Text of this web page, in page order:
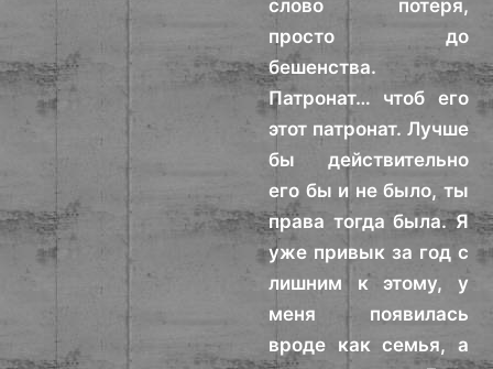
слово потеря,
просто до
бешенства.
Патронат… чтоб его
этот патронат. Лучше
бы действительно
его бы и не было, ты
права тогда была. Я
уже привык за год с
лишним к этому, у
меня появилась
вроде как семья, а